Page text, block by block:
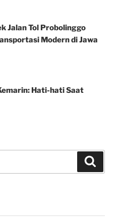
Jalan Tol Probolinggo
Modern di Jawa
Hati-hati Saat